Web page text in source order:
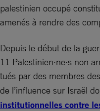
palestinien occupé
amenés à rendre des
Depuis le début de la
11 Palestinien·ne·s non
tués par des membres
de l’influence sur Israël
institutionnelles contre